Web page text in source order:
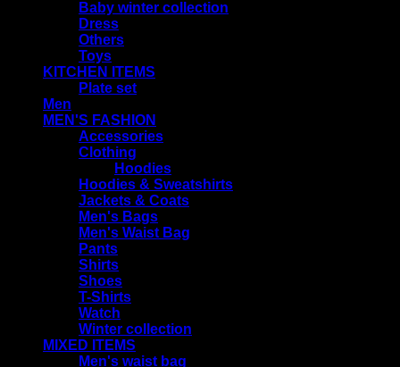
Baby winter collection
Dress
Others
Toys
KITCHEN ITEMS
Plate set
Men
MEN'S FASHION
Accessories
Clothing
Hoodies
Hoodies & Sweatshirts
Jackets & Coats
Men's Bags
Men's Waist Bag
Pants
Shirts
Shoes
T-Shirts
Watch
Winter collection
MIXED ITEMS
Men's waist bag